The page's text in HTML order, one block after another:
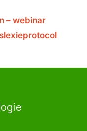
– webinar